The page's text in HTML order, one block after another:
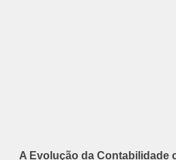
A Evolução da Contabilidade